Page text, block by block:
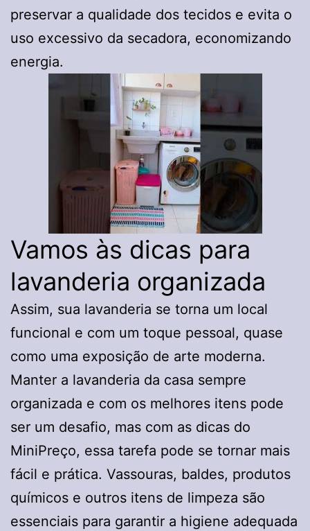
preservar a qualidade dos tecidos e evita o
uso excessivo da secadora, economizando
energia.
Vamos às dicas para
lavanderia organizada
Assim, sua lavanderia se torna um local
funcional e com um toque pessoal, quase
como uma exposição de arte moderna.
Manter a lavanderia da casa sempre
organizada e com os melhores itens pode
ser um desafio, mas com as dicas do
MiniPreço, essa tarefa pode se tornar mais
fácil e prática. Vassouras, baldes, produtos
químicos e outros itens de limpeza são
essenciais para garantir a higiene adequada